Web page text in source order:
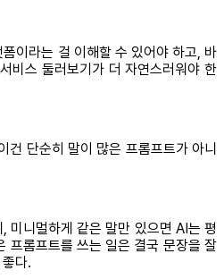
이라는 걸 이해할 수 있어야 하고, 바
비스 둘러보기가 더 자연스러워야 한
단순히 말이 많은 프롬프트가 아니
미니멀하게 같은 말만 있으면 AI는 평
프롬프트를 쓰는 일은 결국 문장을 잘
다.